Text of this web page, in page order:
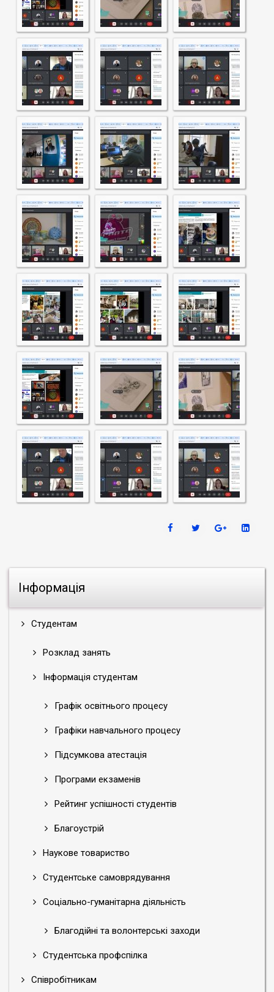
Інформація
Студентам
Розклад занять
Інформація студентам
Графік освітнього процесу
Графіки навчального процесу
Підсумкова атестація
Програми екзаменів
Рейтинг успішності студентів
Благоустрій
Наукове товариство
Студентське самоврядування
Соціально-гуманітарна діяльність
Благодійні та волонтерські заходи
Студентська профспілка
Співробітникам